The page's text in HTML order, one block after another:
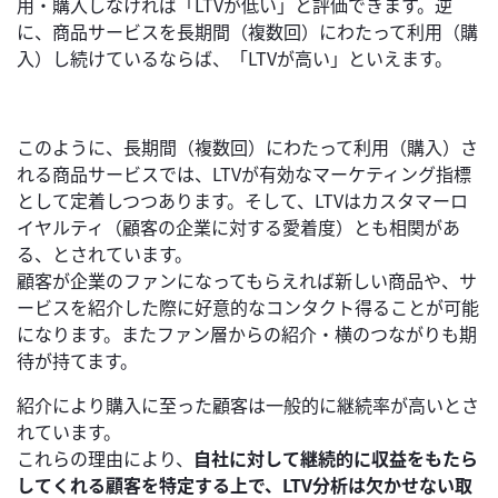
に、商品サービスを長期間（複数回）にわたって利用（購
入）し続けているならば、「LTVが高い」といえます。
このように、長期間（複数回）にわたって利用（購入）さ
れる商品サービスでは、LTVが有効なマーケティング指標
として定着しつつあります。そして、LTVはカスタマーロ
イヤルティ（顧客の企業に対する愛着度）とも相関があ
る、とされています。
顧客が企業のファンになってもらえれば新しい商品や、サ
ービスを紹介した際に好意的なコンタクト得ることが可能
になります。またファン層からの紹介・横のつながりも期
待が持てます。
紹介により購入に至った顧客は一般的に継続率が高いとさ
れています。
これらの理由により、 自社に対して継続的に収益をもたら
してくれる顧客を特定する上で、LTV分析は欠かせない取